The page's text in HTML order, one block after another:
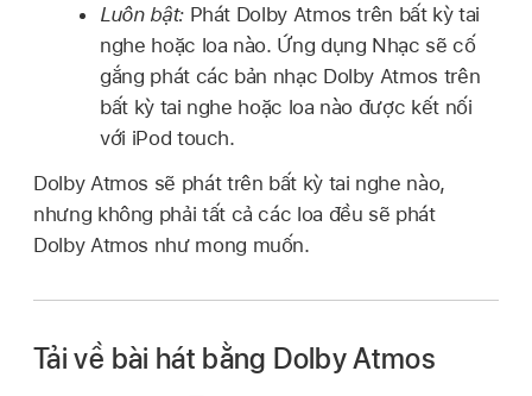
Luôn bật: Phát Dolby Atmos trên bất kỳ tai
nghe hoặc loa nào. Ứng dụng Nhạc sẽ cố
gắng phát các bản nhạc Dolby Atmos trên
bất kỳ tai nghe hoặc loa nào được kết nối
với iPod touch.
Dolby Atmos sẽ phát trên bất kỳ tai nghe nào,
nhưng không phải tất cả các loa đều sẽ phát
Dolby Atmos như mong muốn.
Tải về bài hát bằng Dolby Atmos